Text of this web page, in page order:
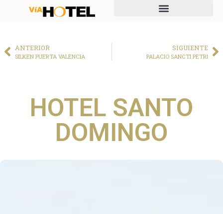
ANTERIOR
SILKEN PUERTA VALENCIA
SIGUIENTE
PALACIO SANCTI PETRI
HOTEL SANTO
DOMINGO